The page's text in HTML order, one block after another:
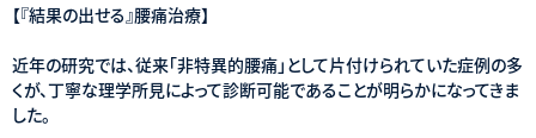
【『結果の出せる』腰痛治療】
近年の研究では、従来「非特異的腰痛」として片付けられていた症例の多
くが、丁寧な理学所見によって診断可能であることが明らかになってきま
した。